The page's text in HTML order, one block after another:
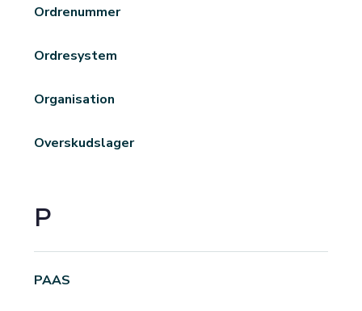
Ordrenummer
Ordresystem
Organisation
Overskudslager
P
PAAS